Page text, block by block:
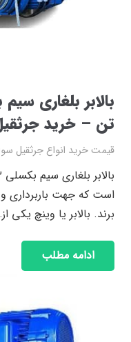
تن – خرید
قیمت خرید انواع جرثقیل
است که جهت باربرداری و
برند. بالابر یا وینچ یکی
ادامه مطلب